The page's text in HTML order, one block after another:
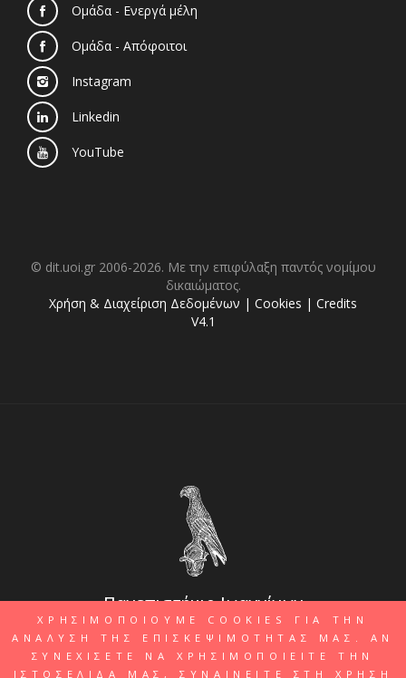
ΧΡΗΣΙΜΟΠΟΙΟΥΜΕ COOKIES ΓΙΑ ΤΗΝ
ΑΝΑΛΥΣΗ ΤΗΣ ΕΠΙΣΚΕΨΙΜΟΤΗΤΑΣ ΜΑΣ. ΑΝ
ΣΥΝΕΧΙΣΕΤΕ ΝΑ ΧΡΗΣΙΜΟΠΟΙΕΙΤΕ ΤΗΝ
ΙΣΤΟΣΕΛΙΔΑ ΜΑΣ, ΣΥΝΑΙΝΕΙΤΕ ΣΤΗ ΧΡΗΣΗ
Ομάδα - Ενεργά μέλη
Ομάδα - Απόφοιτοι
Instagram
Linkedin
YouTube
© dit.uoi.gr 2006-2026. Με την επιφύλαξη παντός νομίμου
δικαιώματος.
Χρήση & Διαχείριση Δεδομένων | Cookies | Credits
V4.1
Πανεπιστήμιο Ιωαννίνων